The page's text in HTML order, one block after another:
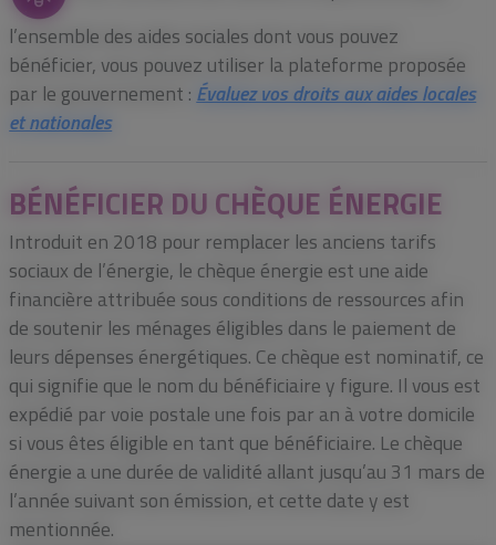
l’ensemble des aides sociales dont vous pouvez
bénéficier, vous pouvez utiliser la plateforme proposée
par le gouvernement :Évaluez vos droits aux aides locales
et nationales
BÉNÉFICIER DU CHÈQUE ÉNERGIE
Introduit en 2018 pour remplacer les anciens tarifs
sociaux de l’énergie, le chèque énergie est une aide
financière attribuée sous conditions de ressources afin
de soutenir les ménages éligibles dans le paiement de
leurs dépenses énergétiques. Ce chèque est nominatif, ce
qui signifie que le nom du bénéficiaire y figure. Il vous est
expédié par voie postale une fois par an à votre domicile
si vous êtes éligible en tant que bénéficiaire. Le chèque
énergie a une durée de validité allant jusqu’au 31 mars de
l’année suivant son émission, et cette date y est
mentionnée.